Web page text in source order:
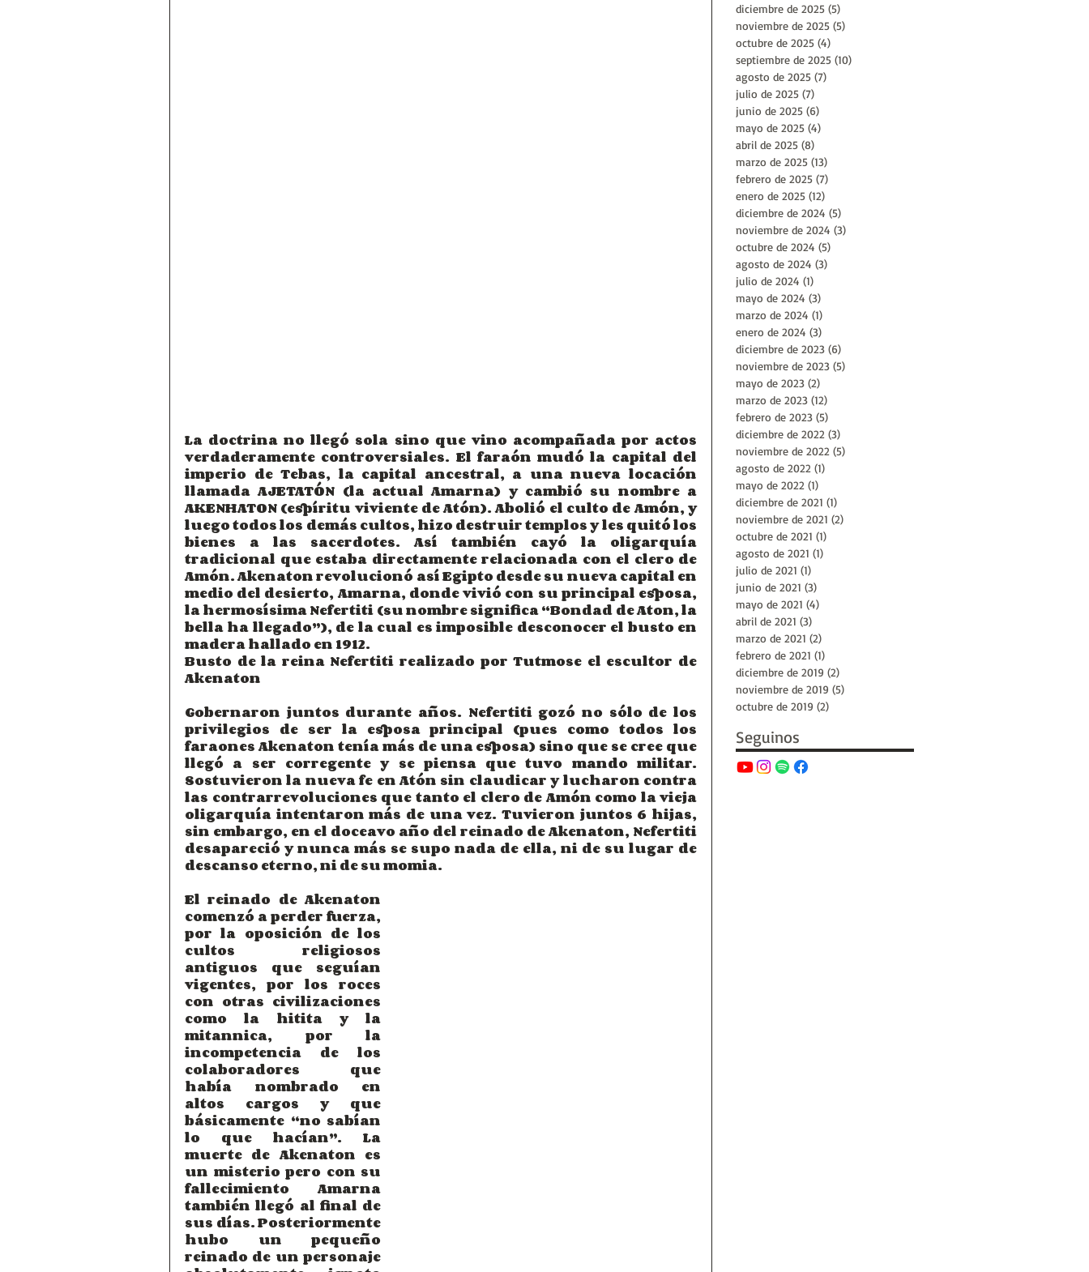
La doctrina no llegó sola sino que vino acompañada por actos
verdaderamente controversiales. El faraón mudó la capital del
imperio de Tebas, la capital ancestral, a una nueva locación
llamada AJETATÓN (la actual Amarna) y cambió su nombre a
AKENHATON (espíritu viviente de Atón). Abolió el culto de Amón, y
luego todos los demás cultos, hizo destruir templos y les quitó los
bienes a las sacerdotes. Así también cayó la oligarquía
tradicional que estaba directamente relacionada con el clero de
Amón. Akenaton revolucionó así Egipto desde su nueva capital en
medio del desierto, Amarna, donde vivió con su principal esposa,
la hermosísima Nefertiti (su nombre significa “Bondad de Aton, la
bella ha llegado”), de la cual es imposible desconocer el busto en
madera hallado en 1912.
Busto de la reina Nefertiti realizado por Tutmose el escultor de
Akenaton
Gobernaron juntos durante años. Nefertiti gozó no sólo de los
privilegios de ser la esposa principal (pues como todos los
faraones Akenaton tenía más de una esposa) sino que se cree que
llegó a ser corregente y se piensa que tuvo mando militar.
Sostuvieron la nueva fe en Atón sin claudicar y lucharon contra
las contrarrevoluciones que tanto el clero de Amón como la vieja
oligarquía intentaron más de una vez. Tuvieron juntos 6 hijas,
sin embargo, en el doceavo año del reinado de Akenaton, Nefertiti
desapareció y nunca más se supo nada de ella, ni de su lugar de
descanso eterno, ni de su momia.
El reinado de Akenaton
comenzó a perder fuerza,
por la oposición de los
cultos religiosos
antiguos que seguían
vigentes, por los roces
con otras civilizaciones
como la hitita y la
mitannica, por la
incompetencia de los
colaboradores que
había nombrado en
altos cargos y que
básicamente “no sabían
lo que hacían”. La
muerte de Akenaton es
un misterio pero con su
fallecimiento Amarna
también llegó al final de
sus días. Posteriormente
hubo un pequeño
reinado de un personaje
diciembre de 2025 (5)
noviembre de 2025 (5)
octubre de 2025 (4)
septiembre de 2025 (10)
agosto de 2025 (7)
julio de 2025 (7)
junio de 2025 (6)
mayo de 2025 (4)
abril de 2025 (8)
marzo de 2025 (13)
febrero de 2025 (7)
enero de 2025 (12)
diciembre de 2024 (5)
noviembre de 2024 (3)
octubre de 2024 (5)
agosto de 2024 (3)
julio de 2024 (1)
mayo de 2024 (3)
marzo de 2024 (1)
enero de 2024 (3)
diciembre de 2023 (6)
noviembre de 2023 (5)
mayo de 2023 (2)
marzo de 2023 (12)
febrero de 2023 (5)
diciembre de 2022 (3)
noviembre de 2022 (5)
agosto de 2022 (1)
mayo de 2022 (1)
diciembre de 2021 (1)
noviembre de 2021 (2)
octubre de 2021 (1)
agosto de 2021 (1)
julio de 2021 (1)
junio de 2021 (3)
mayo de 2021 (4)
abril de 2021 (3)
marzo de 2021 (2)
febrero de 2021 (1)
diciembre de 2019 (2)
noviembre de 2019 (5)
octubre de 2019 (2)
Seguinos